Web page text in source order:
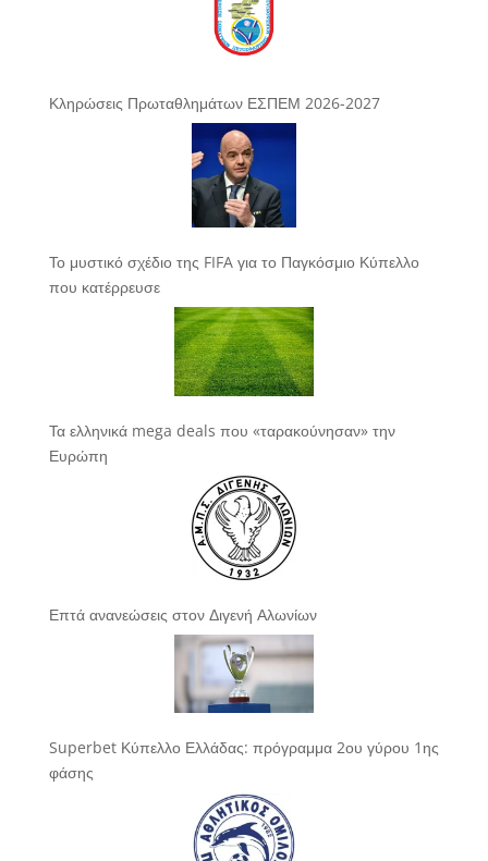
Κληρώσεις Πρωταθλημάτων ΕΣΠΕΜ 2026-2027
Το μυστικό σχέδιο της FIFA για το Παγκόσμιο Κύπελλο
που κατέρρευσε
Τα ελληνικά mega deals που «ταρακούνησαν» την
Ευρώπη
Επτά ανανεώσεις στον Διγενή Αλωνίων
Superbet Κύπελλο Ελλάδας: πρόγραμμα 2ου γύρου 1ης
φάσης